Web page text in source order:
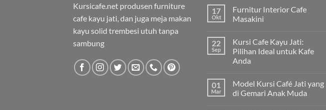
Kursicafe.net produsen furniture
cafe kayu jati, dan juga meja makan
kayu solid trembesi utuh tanpa
sambung
17
Okt
Furnitur Interior Cafe
Masakini
22
Sep
Kursi Cafe Kayu Jati:
Pilihan Ideal untuk Kafe
Anda
01
Mar
Model Kursi Café Jati yang
di Gemari Anak Muda